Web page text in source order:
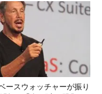
ースウォッチャーが振り